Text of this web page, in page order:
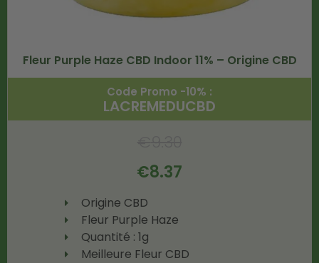
Fleur Purple Haze CBD Indoor 11% – Origine CBD
Code Promo -10% :
LACREMEDUCBD
€8.37
Origine CBD
Fleur Purple Haze
Quantité : 1g
Meilleure Fleur CBD